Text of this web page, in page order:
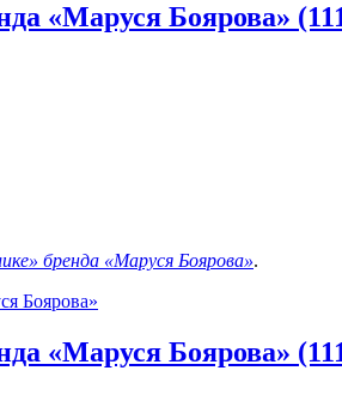
«Маруся Боярова»
бренда «Маруся Боярова».
Боярова»
«Маруся Боярова»